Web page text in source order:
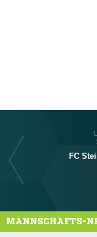
FC
MANNSCHAFTS-